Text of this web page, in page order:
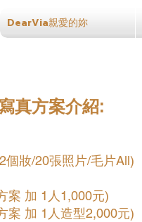
DearVia親愛的妳
真方案介紹:
個妝/20張照片/毛片All)
案 加 1人1,000元)
案 加 1人造型2,000元)